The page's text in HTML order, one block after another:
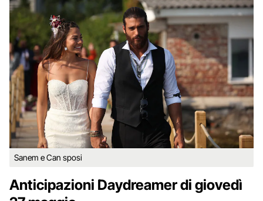
Sanem e Can sposi
Anticipazioni Daydreamer di giovedì